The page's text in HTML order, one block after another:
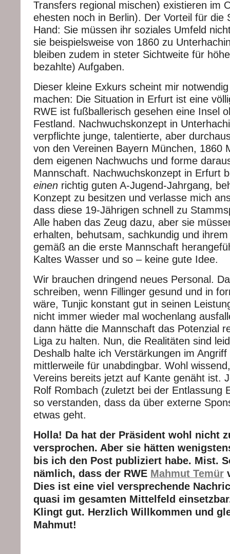
Transfers regional mischen) existieren im
ehesten noch in Berlin). Der Vorteil für die
Hand: Sie müssen ihr soziales Umfeld
sie beispielsweise von 1860 zu
bleiben zudem in steter Sichtweite für
bezahlte) Aufgaben.
Dieser kleine Exkurs scheint mir
machen: Die Situation in Erfurt ist eine
RWE ist fußballerisch gesehen eine Insel
Festland. Nachwuchskonzept in
verpflichte junge, talentierte, aber
von den Vereinen Bayern München, 1860
dem eigenen Nachwuchs und forme
Mannschaft. Nachwuchskonzept in Erfurt
einen richtig guten A-Jugend-Jahrgang,
Konzept zu besitzen und verlasse mich
dass diese 19-Jährigen schnell zu
Alle haben das Zeug dazu, aber sie
erhalten, behutsam, sachkundig und
gemäß an die erste Mannschaft
Kaltes Wasser und so – keine gute Idee.
Wir brauchen dringend neues Personal.
schreiben, wenn Fillinger gesund und in
wäre, Tunjic konstant gut in seinen
nicht immer wieder mal wochenlang
dann hätte die Mannschaft das Potenzial
Liga zu halten. Nun, die Realitäten sind
Deshalb halte ich Verstärkungen im
mittlerweile für unabdingbar. Wohl
Vereins bereits jetzt auf Kante genäht ist.
Rolf Rombach (zuletzt bei der Entlassung
so verstanden, dass da über externe
etwas geht.
Holla! Da hat der Präsident wohl nicht
versprochen. Aber sie hätten
bis ich den Post publiziert habe. Mist.
nämlich, dass der RWE Mahmut Temür
Dies ist eine viel versprechende
quasi im gesamten Mittelfeld
Klingt gut. Herzlich Willkommen und
Mahmut!